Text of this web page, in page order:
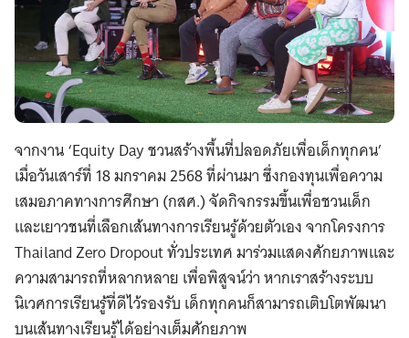
จากงาน ‘Equity Day ชวนสร้างพื้นที่ปลอดภัยเพื่อเด็กทุกคน’
เมื่อวันเสาร์ที่ 18 มกราคม 2568 ที่ผ่านมา ซึ่งกองทุนเพื่อความ
เสมอภาคทางการศึกษา (กสศ.) จัดกิจกรรมขึ้นเพื่อชวนเด็ก
และเยาวชนที่เลือกเส้นทางการเรียนรู้ด้วยตัวเอง จากโครงการ
Thailand Zero Dropout ทั่วประเทศ มาร่วมแสดงศักยภาพและ
ความสามารถที่หลากหลาย เพื่อพิสูจน์ว่า หากเราสร้างระบบ
นิเวศการเรียนรู้ที่ดีไว้รองรับ เด็กทุกคนก็สามารถเติบโตพัฒนา
บนเส้นทางเรียนรู้ได้อย่างเต็มศักยภาพ